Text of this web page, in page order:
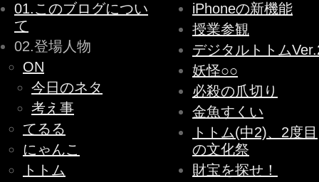
01.このブログについ
て
02.登場人物
ON
今日のネタ
考え事
てるる
にゃんこ
トトム
iPhoneの新機能
授業参観
デジタルトトム
妖怪○○
必殺の爪切り
金魚すくい
トトム(中2)、2度目
の文化祭
財宝を探せ！